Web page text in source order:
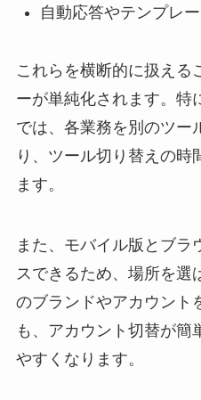
自動応答やテンプレ
これらを横断的に扱える
ーが単純化されます。特
では、各業務を別のツー
り、ツール切り替えの時
ます。
また、モバイル版とブラ
スできるため、場所を選
のブランドやアカウント
も、アカウント切替が簡
やすくなります。